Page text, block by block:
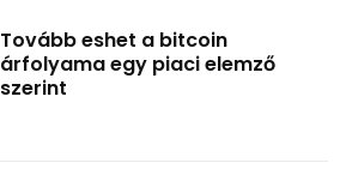
Tovább eshet a bitcoin
árfolyama egy piaci elemző
szerint